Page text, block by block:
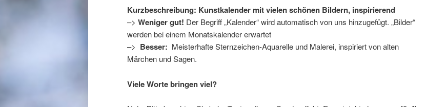
Kurzbeschreibung: Kunstkalender mit vielen schönen Bildern, inspirierend
–> Weniger gut! Der Begriff „Kalender“ wird automatisch von uns hinzugefügt. „Bilder“
werden bei einem Monatskalender erwartet
–> Besser: Meisterhafte Sternzeichen-Aquarelle und Malerei, inspiriert von alten
Märchen und Sagen.
Viele Worte bringen viel?